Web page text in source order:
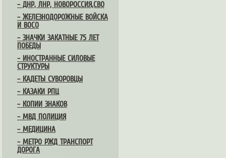
– ДНР, ЛНР, НОВОРОССИЯ,СВО
– ЖЕЛЕЗНОДОРОЖНЫЕ ВОЙСКА
И ВОСО
– ЗНАЧКИ ЗАКАТНЫЕ 75 ЛЕТ
ПОБЕДЫ
– ИНОСТРАННЫЕ СИЛОВЫЕ
СТРУКТУРЫ
– КАДЕТЫ СУВОРОВЦЫ
– КАЗАКИ РПЦ
– КОПИИ ЗНАКОВ
– МВД ПОЛИЦИЯ
– МЕДИЦИНА
– МЕТРО РЖД ТРАНСПОРТ
ДОРОГА